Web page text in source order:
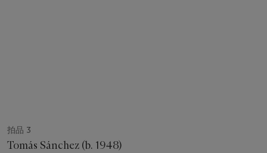
拍品 3
Tomás Sánchez (b. 1948)